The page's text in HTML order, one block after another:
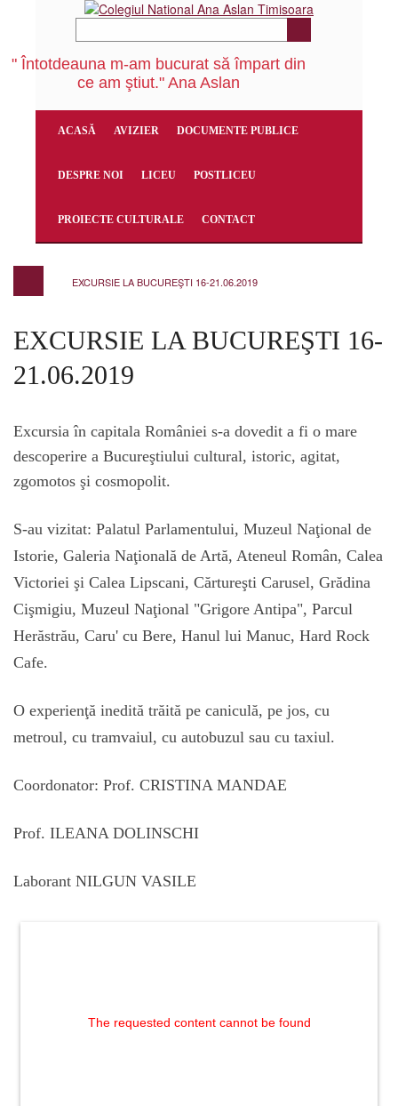
" Întotdeauna m-am bucurat să împart din
ce am ştiut." Ana Aslan
ACASĂ AVIZIER DOCUMENTE PUBLICE
DESPRE NOI LICEU POSTLICEU
PROIECTE CULTURALE CONTACT
EXCURSIE LA BUCUREŞTI 16-21.06.2019
EXCURSIE LA BUCUREŞTI 16-
21.06.2019
Excursia în capitala României s-a dovedit a fi o mare
descoperire a Bucureştiului cultural, istoric, agitat,
zgomotos şi cosmopolit.
S-au vizitat: Palatul Parlamentului, Muzeul Naţional de
Istorie, Galeria Naţională de Artă, Ateneul Român, Calea
Victoriei şi Calea Lipscani, Cărtureşti Carusel, Grădina
Cişmigiu, Muzeul Naţional "Grigore Antipa", Parcul
Herăstrău, Caru' cu Bere, Hanul lui Manuc, Hard Rock
Cafe.
O experienţă inedită trăită pe caniculă, pe jos, cu
metroul, cu tramvaiul, cu autobuzul sau cu taxiul.
Coordonator: Prof. CRISTINA MANDAE
Prof. ILEANA DOLINSCHI
Laborant NILGUN VASILE
The requested content cannot be found